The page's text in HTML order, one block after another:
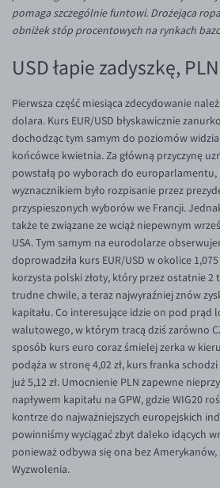
Inne pary walutowe
AUD/PLN
BGN/PLN
CNY/PLN
HKD/PLN
HUF/PLN
ILS/PLN
JPY/PLN
NZD/PLN
RON/PLN
SGD/PLN
TRY/PLN
ZAR/PLN
EUR/USD
EUR/GBP
EUR/CHF
EUR/CZK
Aplikacja mobilna
Bezpieczeństwo
Pomoc
FAQ
Konto i opłaty
Wymiana walut
Banki i przelewy
Przelewy zagraniczne
Słowniczek
Poradnik
KONTAKT
Kontakt
PL
pomaga szczególnie funtowi. Drożejąca
obniżek stóp procentowych na rynkach
USD łapie zadyszkę,
Pierwsza część miesiąca zdecydowanie
dolara. Kurs EUR/USD błyskawicznie
dochodząc tym samym do poziomów
końcówce kwietnia. Za główną przyczynę
powstałą po wyborach do europarlamentu,
wyznacznikiem było rozpisanie przez
przyspieszonych wyborów we Francji.
także te związane ze wciąż niepewnym
USA. Tym samym na eurodolarze
doprowadziła kurs EUR/USD w okolice
korzysta polski złoty, który przez ostatnie 2
trudne chwile, a teraz najwyraźniej znów
kapitału. Co interesujące idzie on pod prąd
walutowego, w którym tracą dziś zarówno
sposób kurs euro coraz śmielej zerka w
podąża w stronę 4,02 zł, kurs franka
już 5,12 zł. Umocnienie PLN zapewne
napływem kapitału na GPW, gdzie WIG20
kontrze do najważniejszych europejskich
powinniśmy wyciągać zbyt daleko idących
ponieważ odbywa się ona bez Amerykanów,
Wyzwolenia.